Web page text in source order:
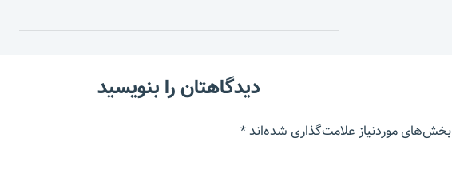
دیدگاهتان را بنویسید
بخش‌های موردنیاز علامت‌گذاری شده‌اند*